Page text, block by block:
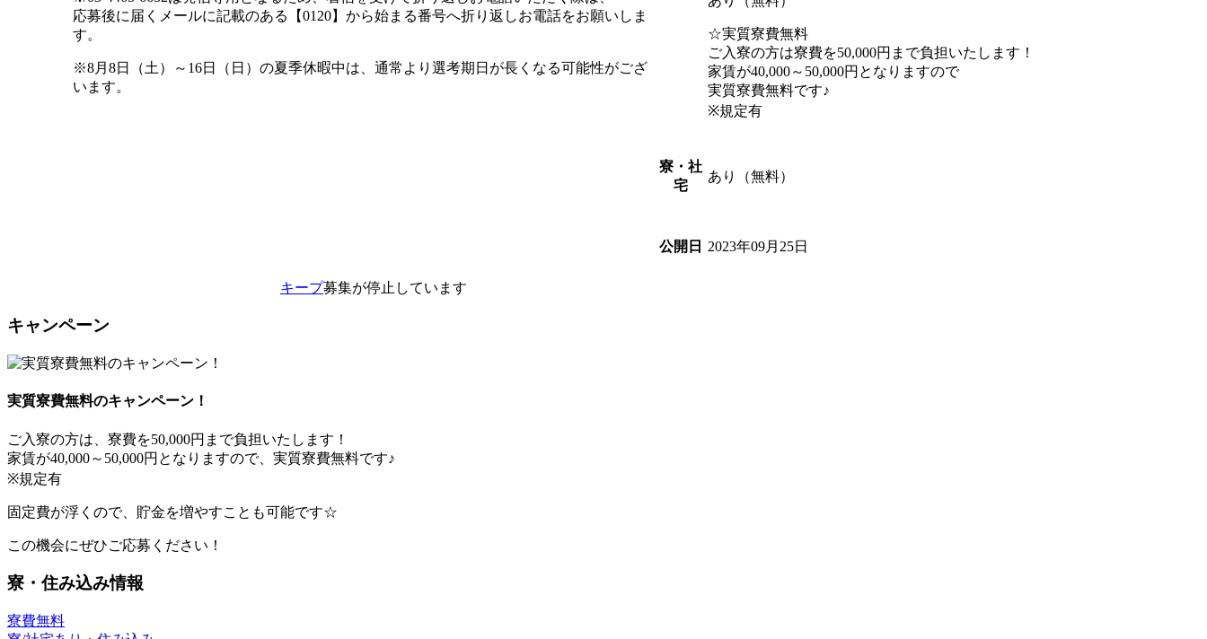
応募後に届くメールに記載のある【0120】から始まる番号へ折り返しお電話をお願いしま
す。
※8月8日（土）～16日（日）の夏季休暇中は、通常より選考期日が長くなる可能性がござ
います。
☆実質寮費無料
ご入寮の方は寮費を50,000円まで負担いたします！
家賃が40,000～50,000円となりますので
実質寮費無料です♪
※規定有
寮・社
宅
あり（無料）
公開日 2023年09月25日
キープ募集が停止しています
キャンペーン
実質寮費無料のキャンペーン！
ご入寮の方は、寮費を50,000円まで負担いたします！
家賃が40,000～50,000円となりますので、実質寮費無料です♪
※規定有
固定費が浮くので、貯金を増やすことも可能です☆
この機会にぜひご応募ください！
寮・住み込み情報
寮費無料